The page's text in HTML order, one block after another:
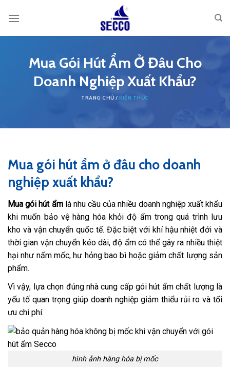
KIẾN THỨC
Mua Gói Hút Ẩm Ở Đâu Cho
Doanh Nghiệp Xuất Khẩu?
Mua gói hút ẩm ở đâu cho doanh
nghiệp xuất khẩu?
Mua gói hút ẩmlà nhu cầu của nhiều doanh nghiệp xuất khẩu
khi muốn bảo vệ hàng hóa khỏi độ ẩm trong quá trình lưu
kho và vận chuyển quốc tế. Đặc biệt với khí hậu nhiệt đới và
thời gian vận chuyển kéo dài, độ ẩm có thể gây ra nhiều thiệt
hại như nấm mốc, hư hỏng bao bì hoặc giảm chất lượng sản
phẩm.
Vì vậy, lựa chọn đúng nhà cung cấp gói hút ẩm chất lượng là
yếu tố quan trọng giúp doanh nghiệp giảm thiểu rủi ro và tối
ưu chi phí.
hình ảnh hàng hóa bị mốc